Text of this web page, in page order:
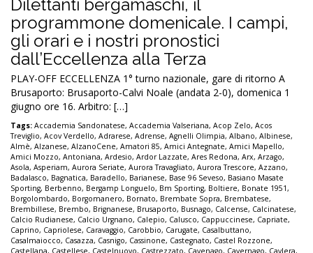
Dilettanti bergamaschi, il
programmone domenicale. I campi,
gli orari e i nostri pronostici
dall’Eccellenza alla Terza
PLAY-OFF ECCELLENZA 1° turno nazionale, gare di ritorno A
Brusaporto: Brusaporto-Calvi Noale (andata 2-0), domenica 1
giugno ore 16. Arbitro: […]
Tags: Accademia Sandonatese, Accademia Valseriana, Acop Zelo, Acos
Treviglio, Acov Verdello, Adrarese, Adrense, Agnelli Olimpia, Albano, Albinese,
Almè, Alzanese, AlzanoCene, Amatori 85, Amici Antegnate, Amici Mapello,
Amici Mozzo, Antoniana, Ardesio, Ardor Lazzate, Ares Redona, Arx, Arzago,
Asola, Asperiam, Aurora Seriate, Aurora Travagliato, Aurora Trescore, Azzano,
Badalasco, Bagnatica, Baradello, Barianese, Base 96 Seveso, Basiano Masate
Sporting, Berbenno, Bergamp Longuelo, Bm Sporting, Boltiere, Bonate 1951,
Borgolombardo, Borgomanero, Bornato, Brembate Sopra, Brembatese,
Brembillese, Brembo, Brignanese, Brusaporto, Busnago, Calcense, Calcinatese,
Calcio Rudianese, Calcio Urgnano, Calepio, Calusco, Cappuccinese, Capriate,
Caprino, Capriolese, Caravaggio, Carobbio, Carugate, Casalbuttano,
Casalmaiocco, Casazza, Casnigo, Cassinone, Castegnato, Castel Rozzone,
Castellana, Castellese, Castelnuovo, Castrezzato, Cavenago, Cavernago, Cavlera,